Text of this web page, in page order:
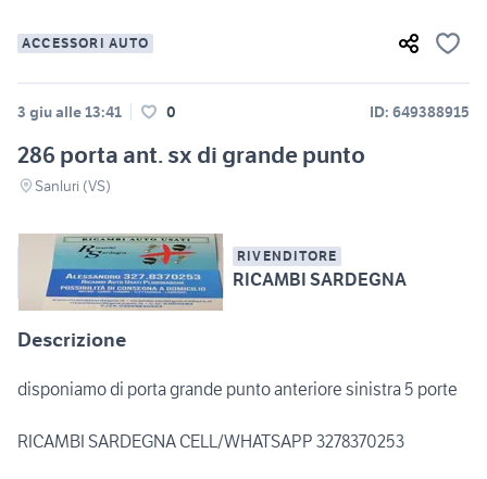
ACCESSORI AUTO
3 giu alle 13:41 0 ID: 649388915
286 porta ant. sx di grande punto
Sanluri (VS)
RIVENDITORE
RICAMBI SARDEGNA
Descrizione
disponiamo di porta grande punto anteriore sinistra 5 porte
RICAMBI SARDEGNA CELL/WHATSAPP 3278370253